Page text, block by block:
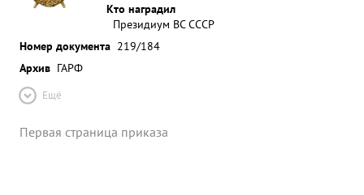
Кто наградил
Президиум ВС СССР
Номер документа 219/184
Архив ГАРФ
Ещё
Первая страница приказа